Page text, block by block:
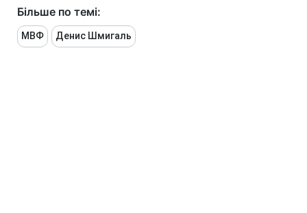
Більше по темі:
МВФ Денис Шмигаль